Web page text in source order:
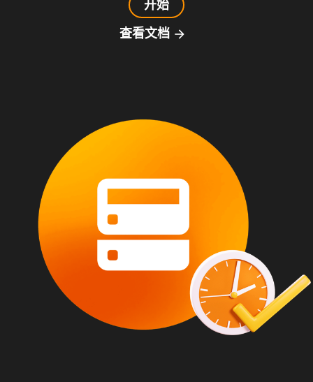
开始
查看文档 arrow_forward